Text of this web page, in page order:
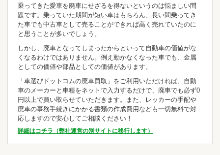
乗ってきた愛車を廃車にせざるを得ないというのは悩ましい問
題です。乗っていた期間が短い車はもちろん、長い間乗ってき
た車でも中古車として売ることができれば高く売れていたのに
と思うことが多いでしょう。
しかし、廃車となってしまったからといって自動車の価値がな
くなるわけではありません。例え動かなくなった車でも、金属
としての価値や部品としての価値があります。
「車選びドットコムの廃車買取」をご利用いただければ、自動
車のメーカーと車種をネットで入力するだけで、廃車でも必ず0
円以上で買い取らせていただきます。また、レッカーの手配や
廃車の事務手続きにかかる書類の作成費用なども一切無料で対
応しますので安心してご相談ください！
詳細はコチラ（弊社運営の別サイトに移行します）